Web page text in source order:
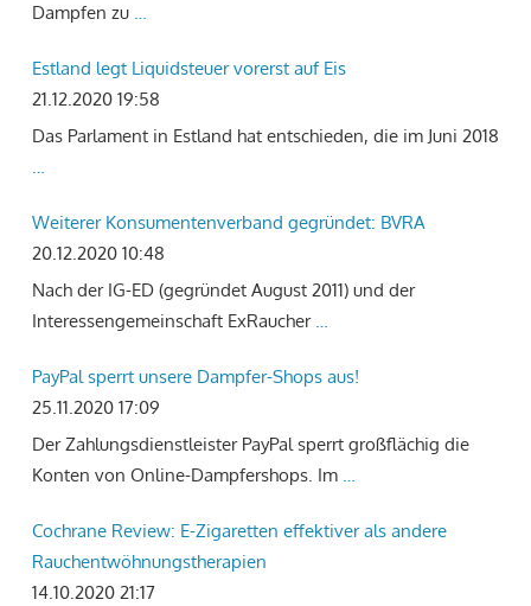
Dampfen zu …
Estland legt Liquidsteuer vorerst auf Eis
21.12.2020 19:58
Das Parlament in Estland hat entschieden, die im Juni 2018
…
Weiterer Konsumentenverband gegründet: BVRA
20.12.2020 10:48
Nach der IG-ED (gegründet August 2011) und der
Interessengemeinschaft ExRaucher …
PayPal sperrt unsere Dampfer-Shops aus!
25.11.2020 17:09
Der Zahlungsdienstleister PayPal sperrt großflächig die
Konten von Online-Dampfershops. Im …
Cochrane Review: E-Zigaretten effektiver als andere
Rauchentwöhnungstherapien
14.10.2020 21:17